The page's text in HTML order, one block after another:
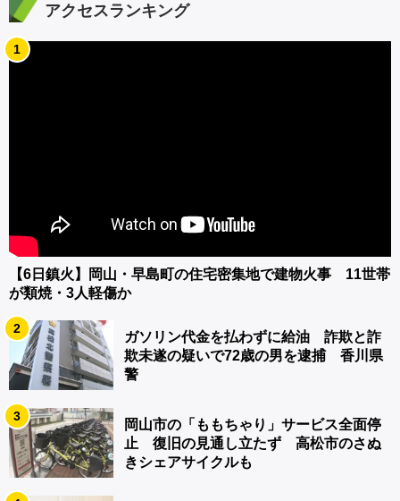
アクセスランキング
1
【6日鎮火】岡山・早島町の住宅密集地で建物火事 11世帯
が類焼・3人軽傷か
2
ガソリン代金を払わずに給油 詐欺と詐
欺未遂の疑いで72歳の男を逮捕 香川県
警
3
岡山市の「ももちゃり」サービス全面停
止 復旧の見通し立たず 高松市のさぬ
きシェアサイクルも